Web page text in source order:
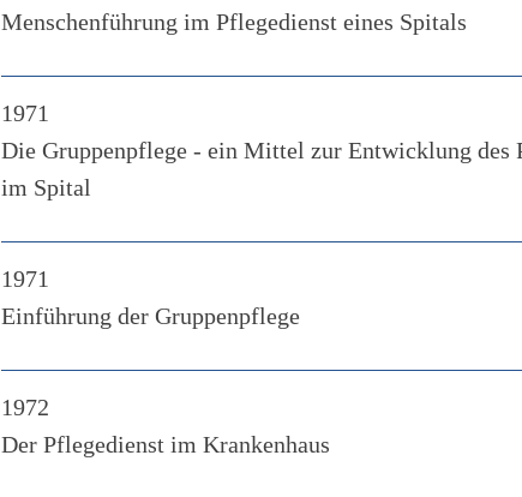
Menschenführung im Pflegedienst eines Spitals
1971
Die Gruppenpflege - ein Mittel zur Entwicklung des
im Spital
1971
Einführung der Gruppenpflege
1972
Der Pflegedienst im Krankenhaus